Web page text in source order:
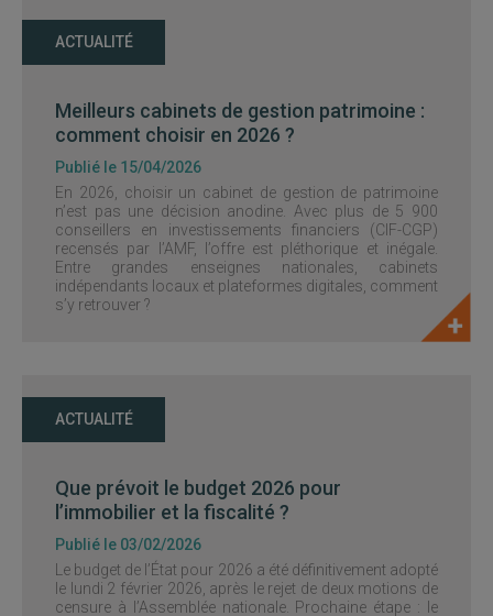
ACTUALITÉ
Meilleurs cabinets de gestion patrimoine :
comment choisir en 2026 ?
Publié le 15/04/2026
En 2026, choisir un cabinet de gestion de patrimoine
n’est pas une décision anodine. Avec plus de 5 900
conseillers en investissements financiers (CIF-CGP)
recensés par l’AMF, l’offre est pléthorique et inégale.
Entre grandes enseignes nationales, cabinets
indépendants locaux et plateformes digitales, comment
s’y retrouver ?
ACTUALITÉ
Que prévoit le budget 2026 pour
l’immobilier et la fiscalité ?
Publié le 03/02/2026
Le budget de l’État pour 2026 a été définitivement adopté
le lundi 2 février 2026, après le rejet de deux motions de
censure à l’Assemblée nationale. Prochaine étape : le